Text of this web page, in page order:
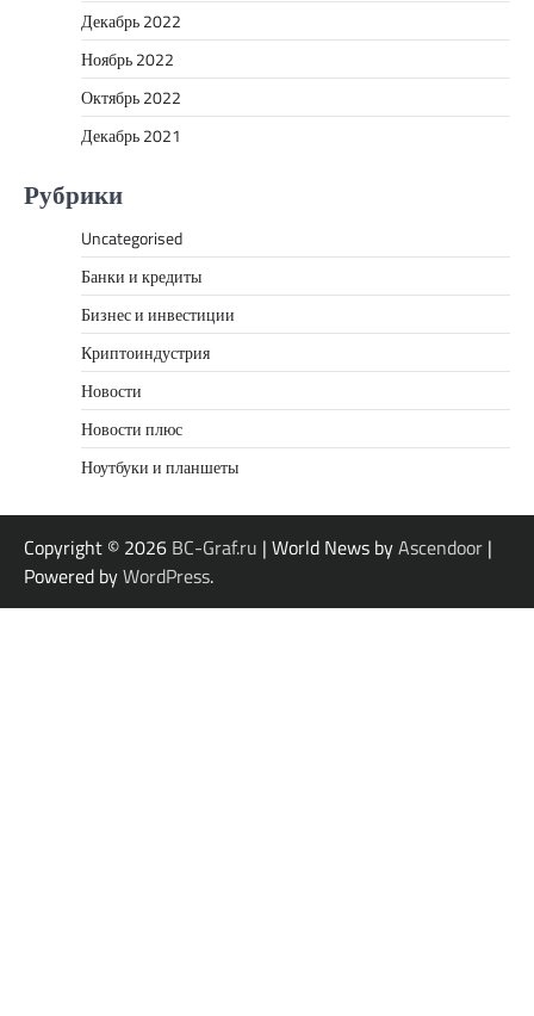
Декабрь 2022
Ноябрь 2022
Октябрь 2022
Декабрь 2021
Рубрики
Uncategorised
Банки и кредиты
Бизнес и инвестиции
Криптоиндустрия
Новости
Новости плюс
Ноутбуки и планшеты
Copyright © 2026 BC-Graf.ru | World News byAscendoor |
Powered byWordPress.